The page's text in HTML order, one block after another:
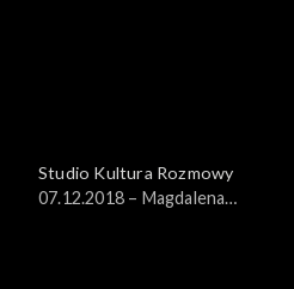
Studio Kultura Rozmowy
07.12.2018 – Magdalena